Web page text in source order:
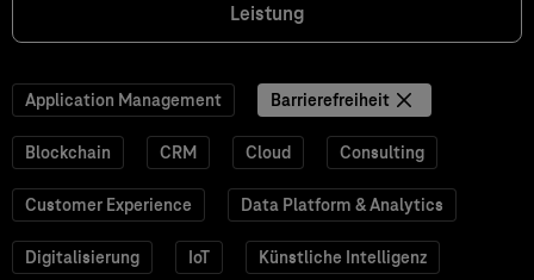
Leistung
Application Management Barrierefreiheit
Blockchain CRM Cloud Consulting
Customer Experience Data Platform & Analytics
Digitalisierung IoT Künstliche Intelligenz